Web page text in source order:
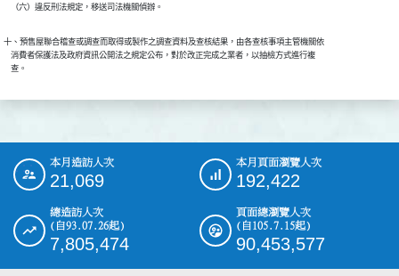
    （六）違反刑法規定，移送司法機關偵辦。
十、預售屋聯合稽查或調查而取得或製作之調查資料及查核結果，由各查核事項主管機關依
    消費者保護法及政府資訊公開法之規定公布，對於改正完成之業者，以抽檢方式進行複
    查。
::: 本月造訪人次
21,069
本月頁面瀏覽人次
192,422
總造訪人次
(自93.07.26起)
7,805,474
頁面總瀏覽人次
(自105.7.15起)
90,453,577